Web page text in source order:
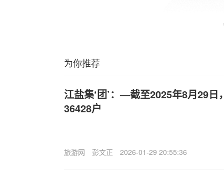
为你推荐
江盐集‘团’：—截至2025年8月29日
36428户
旅游网 彭文正 2026-01-29 20:55:36